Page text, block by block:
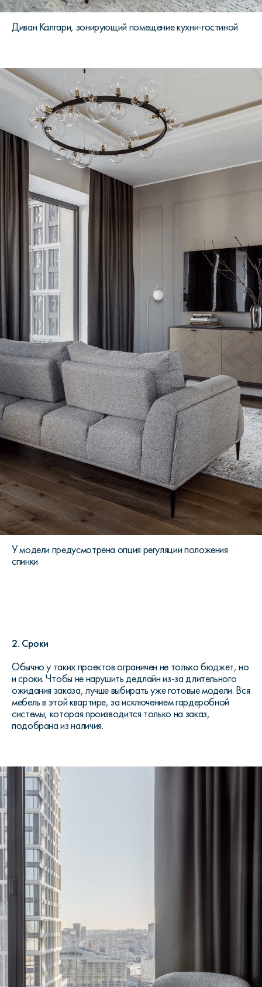
Диван Калгари, зонирующий помещение кухни-гостиной
У модели предусмотрена опция регуляции положения
спинки
2. Сроки
Обычно у таких проектов ограничен не только бюджет, но
и сроки. Чтобы не нарушить дедлайн из-за длительного
ожидания заказа, лучше выбирать уже готовые модели. Вся
мебель в этой квартире, за исключением гардеробной
системы, которая производится только на заказ,
подобрана из наличия.